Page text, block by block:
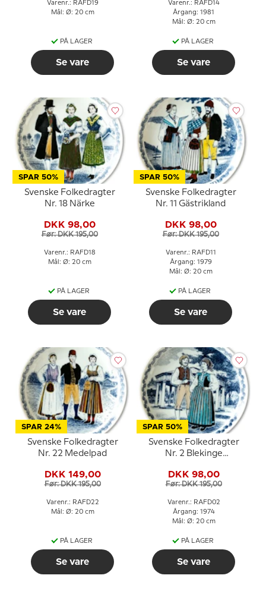
Varenr.: RAFD19
Mål: Ø: 20 cm
PÅ LAGER
Se vare
Varenr.: RAFD14
Årgang: 1981
Mål: Ø: 20 cm
PÅ LAGER
Se vare
SPAR 50%
Svenske Folkedragter
Nr. 18 Närke
DKK 98,00
Før: DKK 195,00
Varenr.: RAFD18
Mål: Ø: 20 cm
PÅ LAGER
Se vare
SPAR 50%
Svenske Folkedragter
Nr. 11 Gästrikland
DKK 98,00
Før: DKK 195,00
Varenr.: RAFD11
Årgang: 1979
Mål: Ø: 20 cm
PÅ LAGER
Se vare
SPAR 24%
Svenske Folkedragter
Nr. 22 Medelpad
DKK 149,00
Før: DKK 195,00
Varenr.: RAFD22
Mål: Ø: 20 cm
PÅ LAGER
Se vare
SPAR 50%
Svenske Folkedragter
Nr. 2 Blekinge
DKK 98,00
Før: DKK 195,00
Varenr.: RAFD02
Årgang: 1974
Mål: Ø: 20 cm
PÅ LAGER
Se vare